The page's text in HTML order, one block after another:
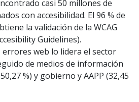
casi 50 millones de
con accesibilidad. El 96 % de
la validación de la WCAG
Guidelines).
errores web lo lidera el sector
de medios de información
%) y gobierno y AAPP (32,45